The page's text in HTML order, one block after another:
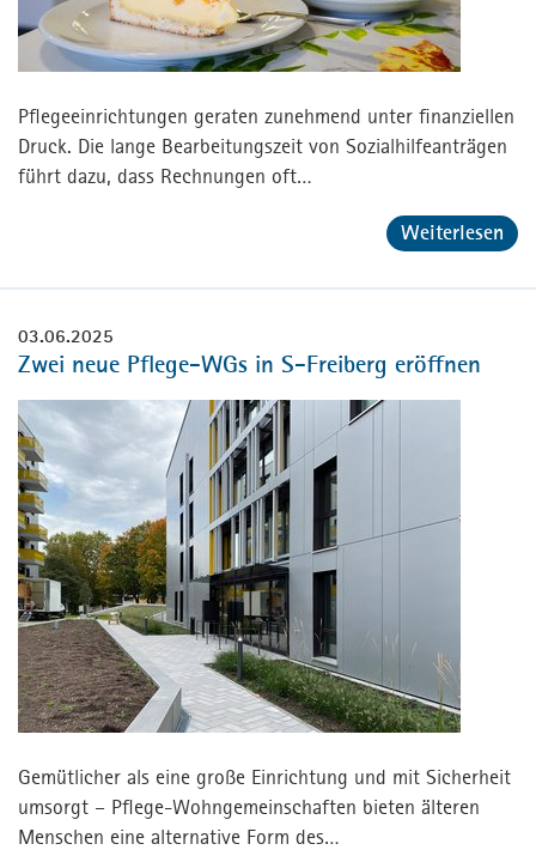
Pflegeeinrichtungen geraten zunehmend unter finanziellen
Druck. Die lange Bearbeitungszeit von Sozialhilfeanträgen
führt dazu, dass Rechnungen oft…
Weiterlesen
03.06.2025
Zwei neue Pflege-WGs in S-Freiberg eröffnen
Gemütlicher als eine große Einrichtung und mit Sicherheit
umsorgt – Pflege-Wohngemeinschaften bieten älteren
Menschen eine alternative Form des…